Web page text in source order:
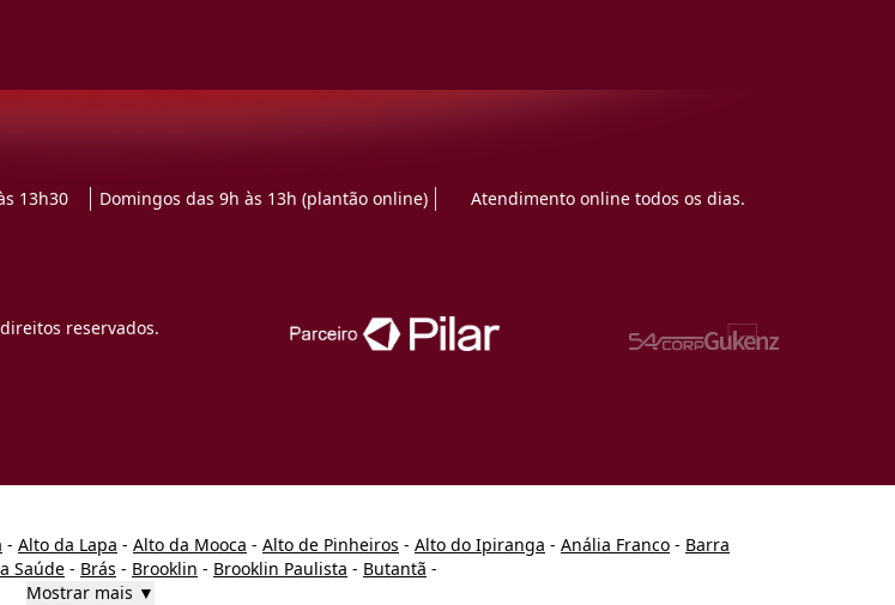
13h30 Domingos das 9h às 13h (plantão online) Atendimento online todos os dias.
reservados.
- Alto da Lapa - Alto da Mooca - Alto de Pinheiros - Alto do Ipiranga - Anália Franco - Barra
Saúde - Brás - Brooklin - Brooklin Paulista - Butantã -
Mostrar mais ▼